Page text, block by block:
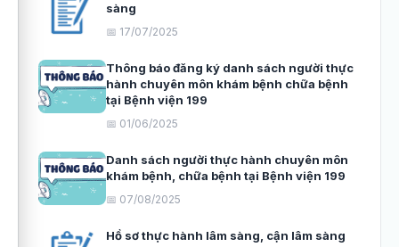
sàng
📅 17/07/2025
Thông báo đăng ký danh sách người thực
hành chuyên môn khám bệnh chữa bệnh
tại Bệnh viện 199
📅 01/06/2025
Danh sách người thực hành chuyên môn
khám bệnh, chữa bệnh tại Bệnh viện 199
📅 07/08/2025
Hồ sơ thực hành lâm sàng, cận lâm sàng